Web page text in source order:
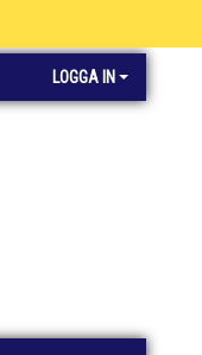
LOGGA IN